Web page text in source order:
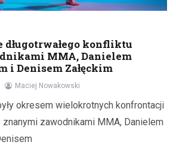
długotrwałego konfliktu
MMA, Danielem
i Denisem Załęckim
Maciej Nowakowski
okresem wielokrotnych konfrontacji
znanymi zawodnikami MMA, Danielem